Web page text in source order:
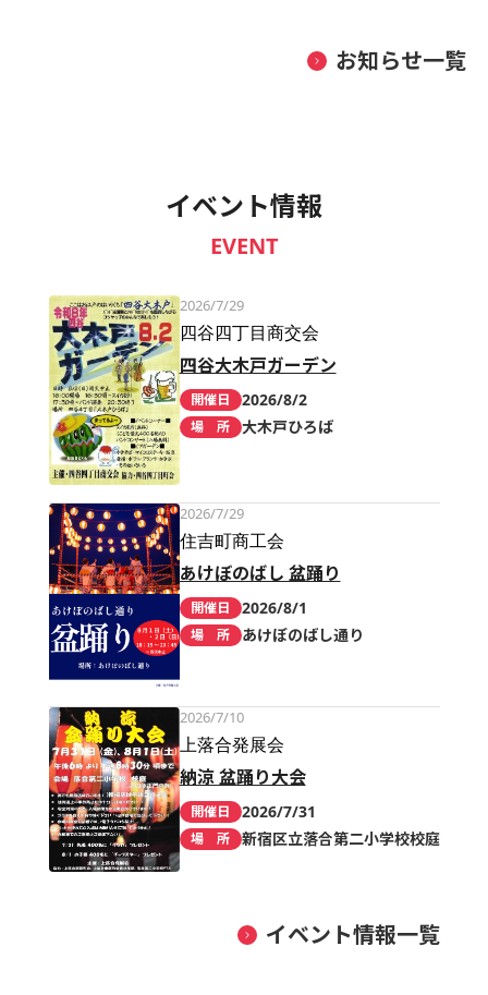
お知らせ一覧
イベント情報
EVENT
2026/7/29
四谷四丁目商交会
四谷大木戸ガーデン
開催日 2026/8/2
場 所 大木戸ひろば
2026/7/29
住吉町商工会
あけぼのばし 盆踊り
開催日 2026/8/1
場 所 あけぼのばし通り
2026/7/10
上落合発展会
納涼 盆踊り大会
開催日 2026/7/31
場 所 新宿区立落合第二小学校校庭
イベント情報一覧